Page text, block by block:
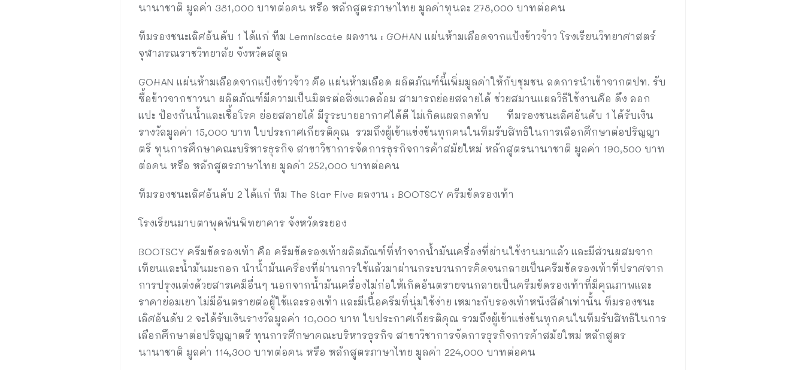
นานาชาติ มูลค่า 381,000 บาทต่อคน หรือ หลักสูตรภาษาไทย มูลค่าทุนละ 278,000 บาทต่อคน
ทีมรองชนะเลิศอันดับ 1 ได้แก่ ทีม Lemniscate ผลงาน : GOHAN แผ่นห้ามเลือดจากแป้งข้าวจ้าว โรงเรียนวิทยาศาสตร์
จุฬาภรณราชวิทยาลัย จังหวัดสตูล
GOHAN แผ่นห้ามเลือดจากแป้งข้าวจ้าว คือ แผ่นห้ามเลือด ผลิตภัณฑ์นี้เพิ่มมูลค่าให้กับชุมชน ลดการนำเข้าจากตปท. รับ
ซื้อข้าวจากชาวนา ผลิตภัณฑ์มีความเป็นมิตรต่อสิ่งแวดล้อม สามารถย่อยสลายได้ ช่วยสมานแผลวิธีใช้งานคือ ดึง ลอก
แปะ ป้องกันน้ำและเชื้อโรค ย่อยสลายได้ มีรูระบายอากาศได้ดี ไม่เกิดแผลกดทับ ทีมรองชนะเลิศอันดับ 1 ได้รับเงิน
รางวัลมูลค่า 15,000 บาท ใบประกาศเกียรติคุณ รวมถึงผู้เข้าแข่งขันทุกคนในทีมรับสิทธิในการเลือกศึกษาต่อปริญญา
ตรี ทุนการศึกษาคณะบริหารธุรกิจ สาขาวิชาการจัดการธุรกิจการค้าสมัยใหม่ หลักสูตรนานาชาติ มูลค่า 190,500 บาท
ต่อคน หรือ หลักสูตรภาษาไทย มูลค่า 252,000 บาทต่อคน
ทีมรองชนะเลิศอันดับ 2 ได้แก่ ทีม The Star Five ผลงาน : BOOTSCY ครีมขัดรองเท้า
โรงเรียนมาบตาพุดพันพิทยาคาร จังหวัดระยอง
BOOTSCY ครีมขัดรองเท้า คือ ครีมขัดรองเท้าผลิตภัณฑ์ที่ทำจากน้ำมันเครื่องที่ผ่านใช้งานมาแล้ว และมีส่วนผสมจาก
เทียนและน้ำมันมะกอก นำน้ำมันเครื่องที่ผ่านการใช้แล้วมาผ่านกระบวนการคิดจนกลายเป็นครีมขัดรองเท้าที่ปราศจาก
การปรุงแต่งด้วยสารเคมีอื่นๆ นอกจากน้ำมันเครื่องไม่ก่อให้เกิดอันตรายจนกลายเป็นครีมขัดรองเท้าที่มีคุณภาพและ
ราคาย่อมเยา ไม่มีอันตรายต่อผู้ใช้และรองเท้า และมีเนื้อครีมที่นุ่มใช้ง่าย เหมาะกับรองเท้าหนังสีดำเท่านั้น ทีมรองชนะ
เลิศอันดับ 2 จะได้รับเงินรางวัลมูลค่า 10,000 บาท ใบประกาศเกียรติคุณ รวมถึงผู้เข้าแข่งขันทุกคนในทีมรับสิทธิในการ
เลือกศึกษาต่อปริญญาตรี ทุนการศึกษาคณะบริหารธุรกิจ สาขาวิชาการจัดการธุรกิจการค้าสมัยใหม่ หลักสูตร
นานาชาติ มูลค่า 114,300 บาทต่อคน หรือ หลักสูตรภาษาไทย มูลค่า 224,000 บาทต่อคน